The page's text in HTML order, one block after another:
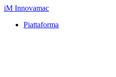
iM Innovamac
Piattaforma